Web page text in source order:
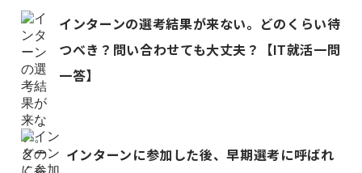
インターンの選考結果が来ない。どのくらい待
つべき？問い合わせても大丈夫？【IT就活一問
一答】
インターンに参加した後、早期選考に呼ばれ